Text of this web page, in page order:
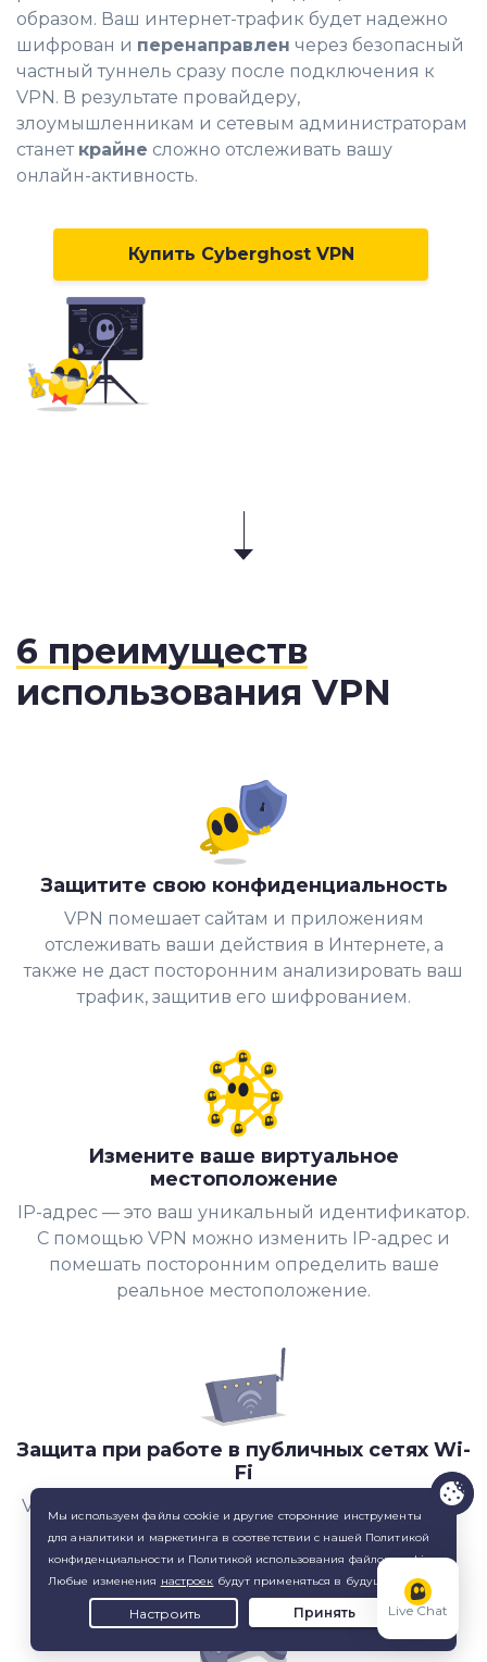
образом. Ваш интернет-трафик будет надежно
шифрован и перенаправлен через безопасный
частный туннель сразу после подключения к
VPN. В результате провайдеру,
злоумышленникам и сетевым администраторам
станет крайне сложно отслеживать вашу
онлайн-активность.
Купить Cyberghost VPN
6 преимуществ
использования VPN
Защитите свою конфиденциальность
VPN помешает сайтам и приложениям
отслеживать ваши действия в Интернете, а
также не даст посторонним анализировать ваш
трафик, защитив его шифрованием.
Измените ваше виртуальное
местоположение
IP-адрес — это ваш уникальный идентификатор.
С помощью VPN можно изменить IP-адрес и
помешать посторонним определить ваше
реальное местоположение.
Защита при работе в публичных сетях Wi-
Fi
VPN поможет защитить ваши личные данные от
киберпреступников, поджидающих жертв в
незащищенных сетях Wi-Fi.
Live Chat